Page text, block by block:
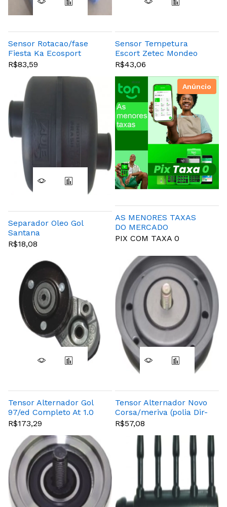
Sensor Rotacao/fase
Fiesta Ka Ecosport
Rocam
R$83,59
Sensor Tempetura
Escort Zetec Mondeo
Fiesta (preto)
R$43,06
Separador Oleo Gol
Santana
R$18,08
Anúncio
AS MENORES TAXAS
DO MERCADO
PIX COM TAXA 0
Tensor Alternador Gol
97/ed Completo At 1.0
8v, 16v, 16v Turbo
R$173,29
Tensor Alternador Novo
Corsa/meriva (polia Dir-
Hidr)
R$57,08